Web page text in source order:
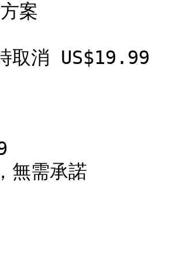
案
取消 US$19.99